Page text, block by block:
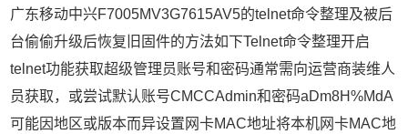
广东移动中兴F7005MV3G7615AV5的telnet命令整理及被后
台偷偷升级后恢复旧固件的方法如下Telnet命令整理开启
telnet功能获取超级管理员账号和密码通常需向运营商装维人
员获取，或尝试默认账号CMCCAdmin和密码aDm8H%MdA
可能因地区或版本而异设置网卡MAC地址将本机网卡MAC地